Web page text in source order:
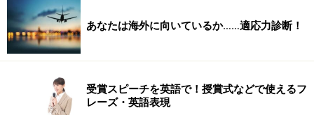
ートフォードシャー大のリチャード・ワイズマン教授が
都市住民の歩く速度を生活ペースの目安として「せっか
ち度」を調べました。
あなたは海外に向いているか……適応力診断！
受賞スピーチを英語で！授賞式などで使えるフ
レーズ・英語表現